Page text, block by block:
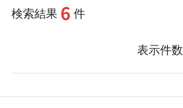
検索結果 6 件
表示件数